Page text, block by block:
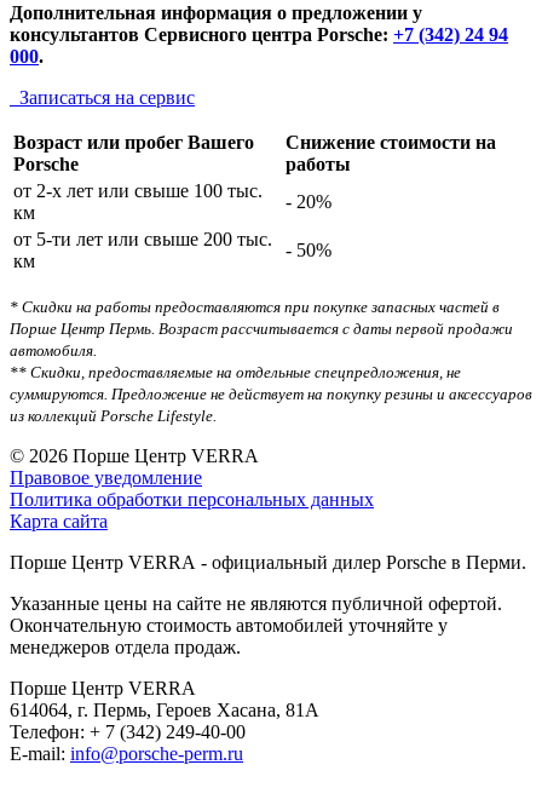
Дополнительная информация о предложении у
консультантов Сервисного центра Porsche: +7 (342) 24 94
000.
Записаться на сервис
Возраст или пробег Вашего
Porsche
Снижение стоимости на
работы
от 2-х лет или свыше 100 тыс.
км
- 20%
от 5-ти лет или свыше 200 тыс.
км
- 50%
* Скидки на работы предоставляются при покупке запасных частей в
Порше Центр Пермь. Возраст рассчитывается с даты первой продажи
автомобиля.
** Скидки, предоставляемые на отдельные спецпредложения, не
суммируются. Предложение не действует на покупку резины и аксессуаров
из коллекций Porsche Lifestyle.
© 2026 Порше Центр VERRA
Правовое уведомление
Политика обработки персональных данных
Карта сайта
Порше Центр VERRA - официальный дилер Porsche в Перми.
Указанные цены на сайте не являются публичной офертой.
Окончательную стоимость автомобилей уточняйте у
менеджеров отдела продаж.
Порше Центр VERRA
614064, г. Пермь, Героев Хасана, 81А
Телефон: + 7 (342) 249-40-00
E-mail: info@porsche-perm.ru